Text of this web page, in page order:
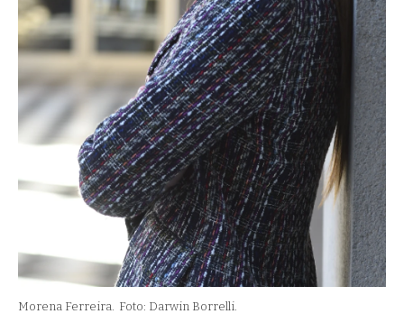
Morena Ferreira. Foto: Darwin Borrelli.